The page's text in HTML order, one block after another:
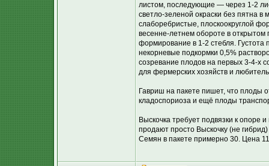
листом, последующие — через 1-2
светло-зеленой окраски без пятна
слаборебристые, плоскоокруглой
весенне-летнем обороте в открытом
формирование в 1-2 стебля. Густота
некорневые подкормки 0,5%
созревание плодов на первых 3-4-х
для фермерских хозяйств и
Гавриш на пакете пишет, что плоды
кладоспориоза и ещё плоды
Выскочка требует подвязки к опоре
продают просто Выскочку (не
Семян в пакете примерно 30. Цена